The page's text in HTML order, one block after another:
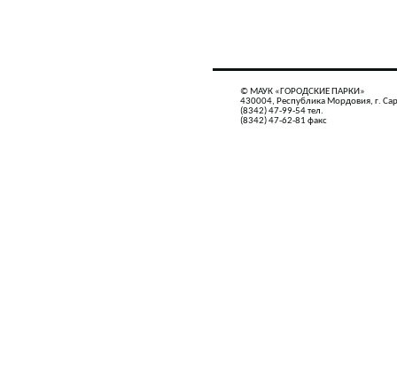
© МАУК «ГОРОДСКИЕ ПАРКИ»
430004, Республика Мордовия, г.
(8342) 47-99-54 тел.
(8342) 47-62-81 факс